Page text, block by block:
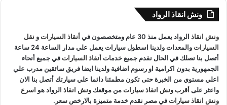
نقوم بـإنقاذ السيارات
جميع سائقيأوناش الانقاذ
المعدات والتقنيات ورفع السيارات.
ونش انقاذ جسر السويس لدينا فريق خدمة عملاء يعمل علي مدار
الساعة و فريق سائقين و وناشين قادرين على التعامل مع كافة
:
ونش انقاذ الرواد
ونش انقاذ الرواد يعمل منذ 30 عام ومتخصصون في أنقاذ السياراتو نقل
السيارات
والمعدات ولدينا اسطول سيارات يعمل علي مدار الساعة 24 ساعة
أتصل بنا نصلك في الحال نقدم جميع خدماتأنقاذ السياراتفي جميع أنحاء
الجمهورية بدون اكرامية او رسوم اضافية ولدينا ايضا فريق سائقين مدرب علي
اعلي مستوي من الخبرة حتى تكون مطمئنا دائما علي سيارتك أتصل بنا الان
واعثر علىأقرب ونش انقاذ سياراتمن موقعك ونش انقاذ الرواد هو اسرع
ونش انقاذ سياراتفي مصر نقدم خدمة متميزة بالارخص سعر.